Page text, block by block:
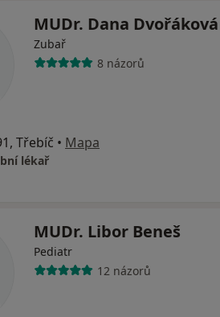
MUDr. Dana Dvořáková
Zubař
8 názorů
Třebíč • Mapa
lékař
MUDr. Libor Beneš
Pediatr
12 názorů